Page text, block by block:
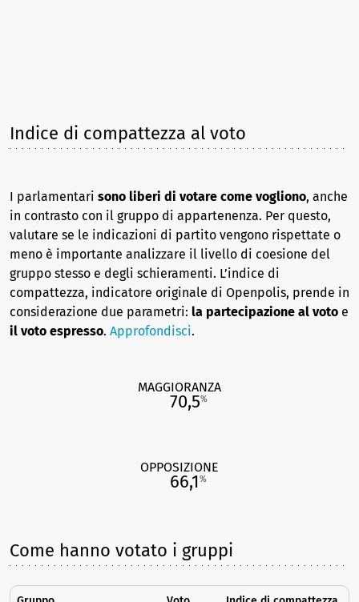
Indice di compattezza al voto
I parlamentari sono liberi di votare come vogliono, anche
in contrasto con il gruppo di appartenenza. Per questo,
valutare se le indicazioni di partito vengono rispettate o
meno è importante analizzare il livello di coesione del
gruppo stesso e degli schieramenti. L’indice di
compattezza, indicatore originale di Openpolis, prende in
considerazione due parametri: la partecipazione al voto e
il voto espresso. Approfondisci.
MAGGIORANZA
70,5%
OPPOSIZIONE
66,1%
Come hanno votato i gruppi